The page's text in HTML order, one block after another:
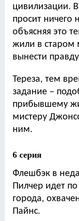
цивилизации.
просит ничего
объясняя это
жили в старом
вынести
Тереза, тем
задание –
прибывшему
мистеру
ним.
6 серия
Флешбэк в
Пилчер идет по улицам разрушенного
города,
Пайнс.